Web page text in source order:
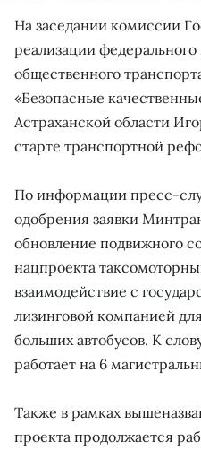
На заседании комиссии
реализации федерального
общественного
«Безопасные
Астраханской области
старте транспортной
По информации пресс-
одобрения заявки
обновление подвижного
нацпроекта
взаимодействие с
лизинговой компанией
больших автобусов. К
работает на 6
Также в рамках
проекта продолжается